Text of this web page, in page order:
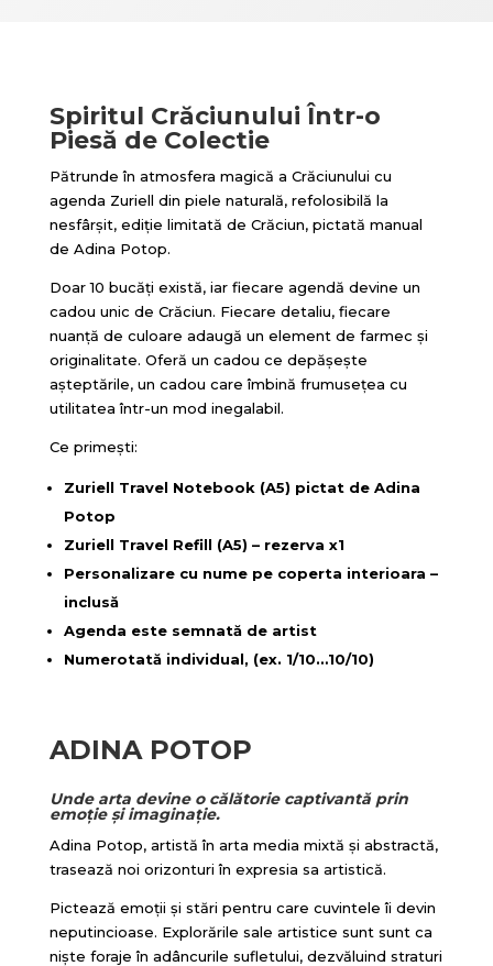
Spiritul Crăciunului Într-o
Piesă de Colectie
Pătrunde în atmosfera magică a Crăciunului cu
agenda Zuriell din piele naturală, refolosibilă la
nesfârșit, ediție limitată de Crăciun, pictată manual
de Adina Potop.
Doar 10 bucăți există, iar fiecare agendă devine un
cadou unic de Crăciun. Fiecare detaliu, fiecare
nuanță de culoare adaugă un element de farmec și
originalitate. Oferă un cadou ce depășește
așteptările, un cadou care îmbină frumusețea cu
utilitatea într-un mod inegalabil.
Ce primești:
Zuriell Travel Notebook (A5) pictat de Adina
Potop
Zuriell Travel Refill (A5) – rezerva x1
Personalizare cu nume pe coperta interioara –
inclusă
Agenda este semnată de artist
Numerotată individual, (ex. 1/10…10/10)
ADINA POTOP
Unde arta devine o călătorie captivantă prin
emoție și imaginație.
Adina Potop, artistă în arta media mixtă și abstractă,
trasează noi orizonturi în expresia sa artistică.
Pictează emoții și stări pentru care cuvintele îi devin
neputincioase. Explorările sale artistice sunt sunt ca
niște foraje în adâncurile sufletului, dezvăluind straturi